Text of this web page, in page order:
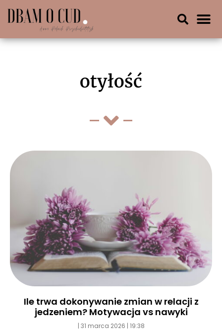
otyłość
Ile trwa dokonywanie zmian w relacji z
jedzeniem? Motywacja vs nawyki
31 marca 2026 19:38